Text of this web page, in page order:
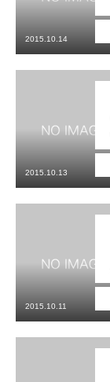
2015.10.14
2015.10.13
2015.10.11